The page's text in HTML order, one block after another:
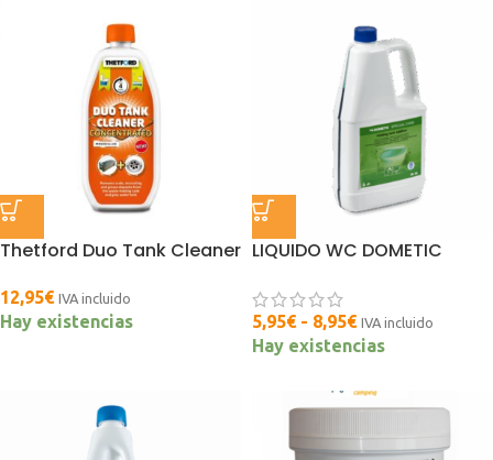
Thetford Duo Tank Cleaner
12,95€ IVA incluido
Hay existencias
LIQUIDO WC DOMETIC
5,95€ - 8,95€ IVA incluido
Hay existencias